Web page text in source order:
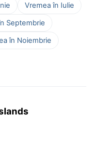
Vremea în Iulie
Septembrie
în Noiembrie